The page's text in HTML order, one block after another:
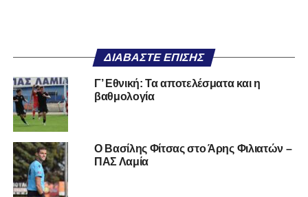
ΔΙΑΒΆΣΤΕ ΕΠΊΣΗΣ
Γ’ Εθνική: Τα αποτελέσματα και η
βαθμολογία
Ο Βασίλης Φίτσας στο Άρης Φιλιατών –
ΠΑΣ Λαμία